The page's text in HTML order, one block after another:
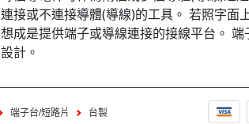
連接或不連接導體(導線)的工具。 若照字面
想成是提供端子或導線連接的接線平台。
設計。
端子台/短路片 台製